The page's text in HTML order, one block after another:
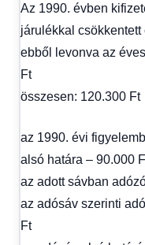
Az 1990. évben
járulékkal
ebből levonva az
Ft
összesen: 120.300 Ft
az 1990. évi
alsó határa – 90.000
az adott sávban
az adósáv szerinti
Ft